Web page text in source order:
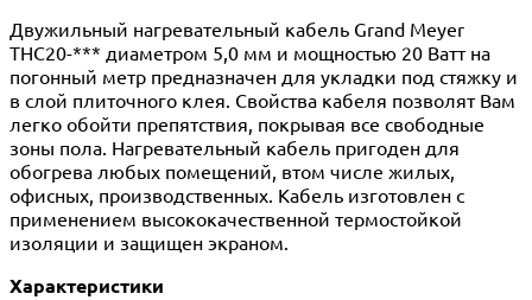
Двужильный нагревательный кабель Grand Meyer
THC20-*** диаметром 5,0 мм и мощностью 20 Ватт на
погонный метр предназначен для укладки под стяжку и
в слой плиточного клея. Свойства кабеля позволят Вам
легко обойти препятствия, покрывая все свободные
зоны пола. Нагревательный кабель пригоден для
обогрева любых помещений, втом числе жилых,
офисных, производственных. Кабель изготовлен с
применением высококачественной термостойкой
изоляции и защищен экраном.
Характеристики